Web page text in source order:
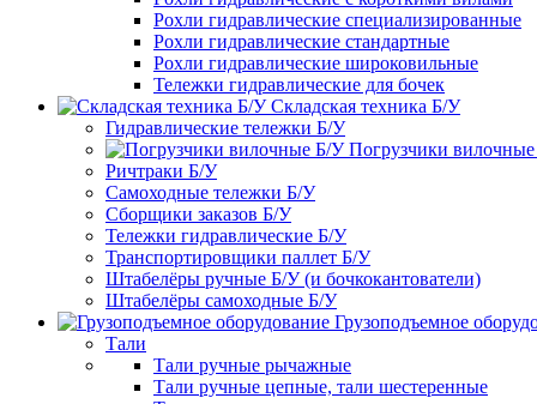
Рохли гидравлические специализированные
Рохли гидравлические стандартные
Рохли гидравлические широковильные
Тележки гидравлические для бочек
Складская техника Б/У
Гидравлические тележки Б/У
Погрузчики
Ричтраки Б/У
Самоходные тележки Б/У
Сборщики заказов Б/У
Тележки гидравлические Б/У
Транспортировщики паллет Б/У
Штабелёры ручные Б/У (и бочкокантователи)
Штабелёры самоходные Б/У
Грузоподъемное
Тали
Тали ручные рычажные
Тали ручные цепные, тали шестеренные